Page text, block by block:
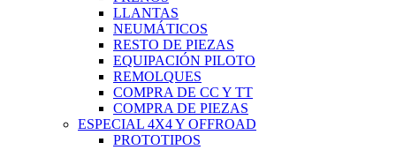
LLANTAS
NEUMÁTICOS
RESTO DE PIEZAS
EQUIPACIÓN PILOTO
REMOLQUES
COMPRA DE CC Y TT
COMPRA DE PIEZAS
ESPECIAL 4X4 Y OFFROAD
PROTOTIPOS